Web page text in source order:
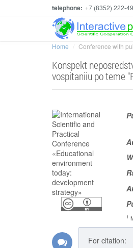
telephone: +7 (8352) 222-
Home Conference with
Konspekt
vospitaniiu po teme
1
For citation: